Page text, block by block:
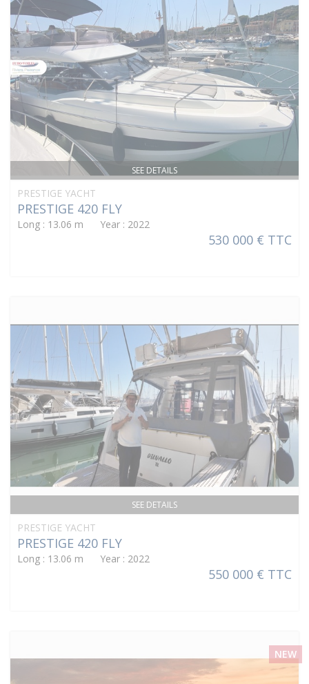
SEE DETAILS
PRESTIGE YACHT
PRESTIGE 420 FLY
Long : 13.06 m Year : 2022
530 000 € TTC
SEE DETAILS
PRESTIGE YACHT
PRESTIGE 420 FLY
Long : 13.06 m Year : 2022
550 000 € TTC
NEW